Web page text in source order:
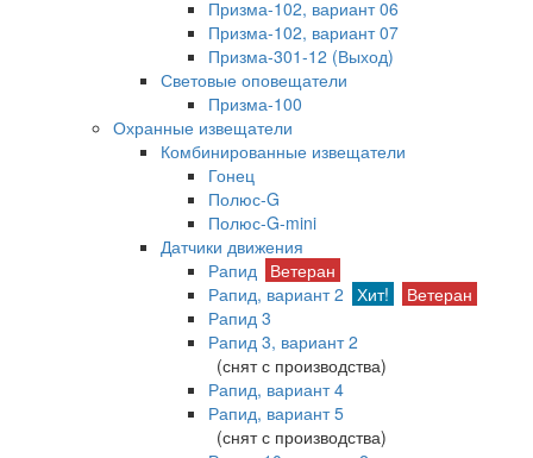
Призма-102, вариант 06
Призма-102, вариант 07
Призма-301-12 (Выход)
Световые оповещатели
Призма-100
Охранные извещатели
Комбинированные извещатели
Гонец
Полюс-G
Полюс-G-mini
Датчики движения
Рапид Ветеран
Рапид, вариант 2 Хит!
Ветеран
Рапид 3
Рапид 3, вариант 2
(снят с производства)
Рапид, вариант 4
Рапид, вариант 5
(снят с производства)